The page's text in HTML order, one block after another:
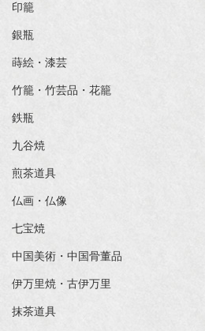
印籠
銀瓶
蒔絵・漆芸
竹籠・竹芸品・花籠
鉄瓶
九谷焼
煎茶道具
仏画・仏像
七宝焼
中国美術・中国骨董品
伊万里焼・古伊万里
抹茶道具